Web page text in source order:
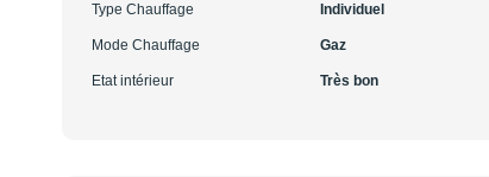
Type Chauffage Individuel
Mode Chauffage Gaz
Etat intérieur Très bon